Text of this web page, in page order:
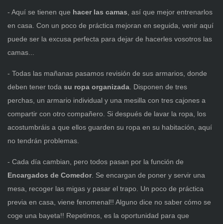
- Aquí se tienen que hacer las camas, así que mejor entrenarlos
en casa. Con un poco de práctica mejoran en seguida, venir aquí
puede ser la excusa perfecta para dejar de hacerles vosotros las
camas...
- Todas las mañanas pasamos revisión de sus armarios, donde
deben tener toda su ropa organizada. Disponen de tres
perchas, un armario individual y una mesilla con tres cajones a
compartir con otro compañero. Si después de lavar la ropa, los
acostumbráis a que ellos guarden su ropa en su habitación, aquí
no tendrán problemas.
- Cada día cambian, pero todos pasan por la función de
Encargados de Comedor. Se encargan de poner y servir una
mesa, recoger las migas y pasar el trapo. Un poco de práctica
previa en casa, viene fenomenal!! Alguno dice no saber cómo se
coge una bayeta!! Repetimos, es la oportunidad para que